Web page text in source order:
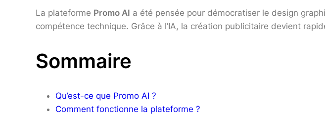
La plateforme Promo AI a été pensée pour démocratiser le design
compétence technique. Grâce à l’IA, la création publicitaire devient
Sommaire
Qu’est-ce que Promo AI ?
Comment fonctionne la plateforme ?